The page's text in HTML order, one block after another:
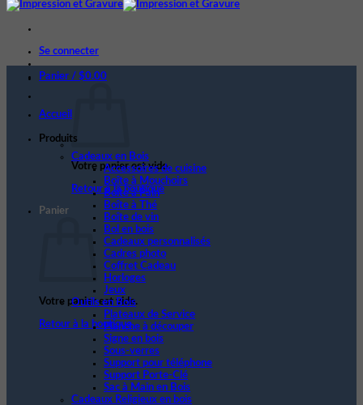
Se connecter
Panier / $0.00
Votre panier est vide.
Retour à la boutique
Panier
Votre panier est vide.
Retour à la boutique
Accueil
Produits
Cadeaux en Bois
Accessoires de cuisine
Boîte à Mouchoirs
Boite à Pain
Boîte à Thé
Boîte de vin
Bol en bois
Cadeaux personnalisés
Cadres photo
Coffret Cadeau
Horloges
Jeux
Outils en Bois
Plateaux de Service
Planche à découper
Signe en bois
Sous-verres
Support pour téléphone
Support Porte-Clé
Sac à Main en Bois
Cadeaux Religieux en bois